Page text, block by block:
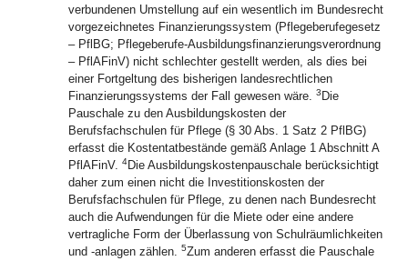
verbundenen Umstellung auf ein wesentlich im Bundesrecht
vorgezeichnetes Finanzierungssystem (Pflegeberufegesetz
– PflBG; Pflegeberufe‑Ausbildungsfinanzierungsverordnung
– PflAFinV) nicht schlechter gestellt werden, als dies bei
einer Fortgeltung des bisherigen landesrechtlichen
Finanzierungssystems der Fall gewesen wäre. 3 Die
Pauschale zu den Ausbildungskosten der
Berufsfachschulen für Pflege (§ 30 Abs. 1 Satz 2 PflBG)
erfasst die Kostentatbestände gemäß Anlage 1 Abschnitt A
PflAFinV. 4Die Ausbildungskostenpauschale berücksichtigt
daher zum einen nicht die Investitionskosten der
Berufsfachschulen für Pflege, zu denen nach Bundesrecht
auch die Aufwendungen für die Miete oder eine andere
vertragliche Form der Überlassung von Schulräumlichkeiten
und ‑anlagen zählen. 5Zum anderen erfasst die Pauschale